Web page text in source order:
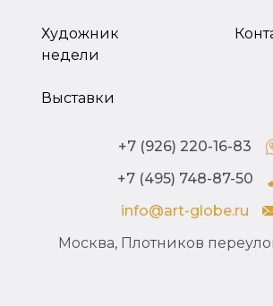
Художник
недели
Выставки
+7 (926) 220-16-83
+7 (495) 748-87-50
info@art-globe.ru
Москва, Плотников